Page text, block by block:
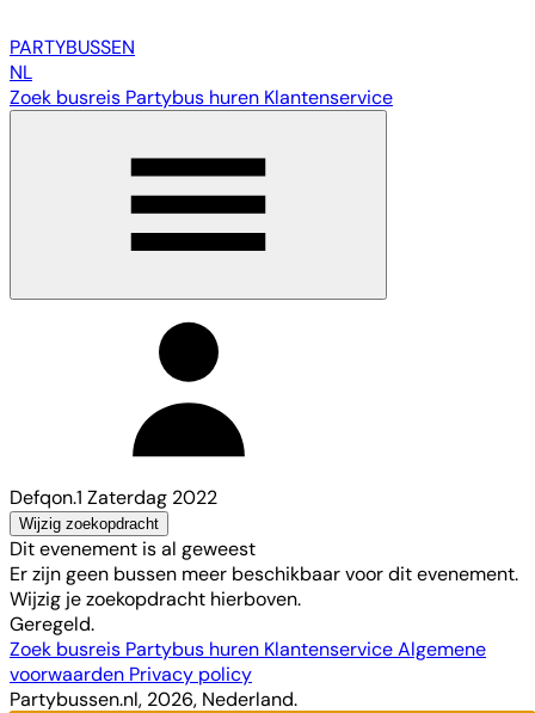
PARTYBUSSEN
NL
Zoek busreis Partybus huren Klantenservice
Defqon.1 Zaterdag 2022
Wijzig zoekopdracht
Dit evenement is al geweest
Er zijn geen bussen meer beschikbaar voor dit evenement.
Wijzig je zoekopdracht hierboven.
Geregeld.
Zoek busreis Partybus huren KlantenserviceAlgemene
voorwaarden Privacy policy
Partybussen.nl, 2026, Nederland.